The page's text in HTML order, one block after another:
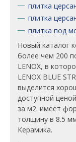
плитка
плитка
плитка под
Новый каталог
более чем 200
LENOX, в
LENOX BLUE
выделится
доступной
за м2. имеет
толщину в 8.5
Керамика.